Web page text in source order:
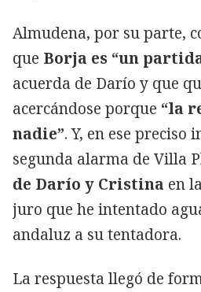
Almudena, por su parte,
que Borja es “un
acuerda de Darío y que
acercándose porque “la
nadie”. Y, en ese preciso
segunda alarma de Villa
de Darío y Cristina en
juro que he intentado
andaluz a su tentadora.
La respuesta llegó de